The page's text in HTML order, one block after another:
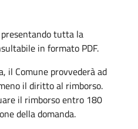
tutta la
in formato PDF.
il Comune provvederà ad
il diritto al rimborso.
il rimborso entro 180
della domanda.